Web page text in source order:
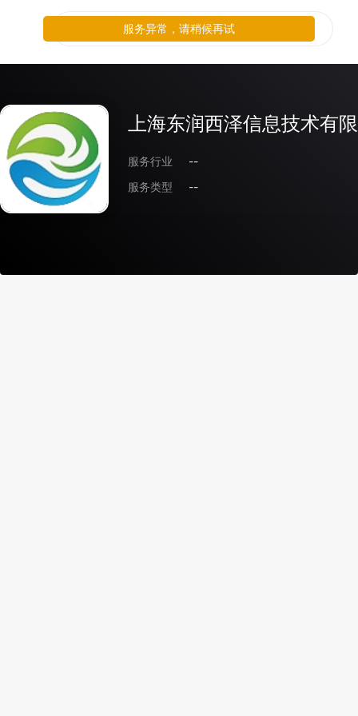
上海东润西泽信息技术有
服务行业
--
服务类型
--
服务异常，请稍候再试